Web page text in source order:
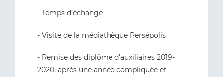
- Temps d’échange
- Visite de la médiathèque Persépolis
- Remise des diplôme d'auxiliaires 2019-
2020, après une année compliquée et